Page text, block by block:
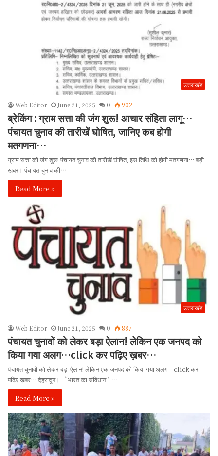
उत्तराखंड
Web Editor June 21, 2025 0 902
ब्रेकिंग : ग्राम सत्ता की जंग शुरू! आचार संहिता लागू…
पंचायत चुनाव की तारीखें घोषित, जानिए कब होगी
मतगणना…
ग्राम सत्ता की जंग शुरू! पंचायत चुनाव की तारीखें घोषित, इस तिथि को होगी मतगणना… बड़ी
खबर। पंचायत चुनाव की…
Read More »
उत्तराखंड
Web Editor June 21, 2025 0 887
पंचायत चुनावों को लेकर बड़ा ऐलान! लेकिन एक जनपद को
किया गया अलग…click कर पढ़िए ख़बर…
पंचायत चुनावों को लेकर बड़ा ऐलान! लेकिन एक जनपद को किया गया अलग…click कर
पढ़िए ख़बर… देहरादून। “भारत का संविधान”…
Read More »